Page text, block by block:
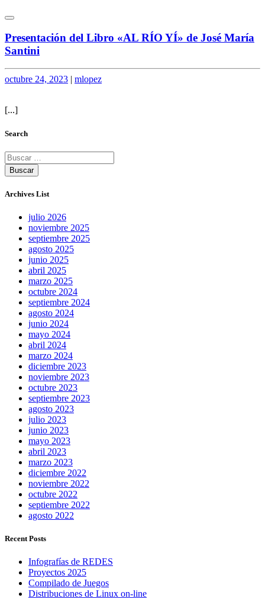
Presentación del Libro «AL RÍO YÍ» de José María
Santini
Publicado
octubre 24, 2023 | Publicado
mlopez
[...]
Search
Archives List
julio 2026
noviembre 2025
septiembre 2025
agosto 2025
junio 2025
abril 2025
marzo 2025
octubre 2024
septiembre 2024
agosto 2024
junio 2024
mayo 2024
abril 2024
marzo 2024
diciembre 2023
noviembre 2023
octubre 2023
septiembre 2023
agosto 2023
julio 2023
junio 2023
mayo 2023
abril 2023
marzo 2023
diciembre 2022
noviembre 2022
octubre 2022
septiembre 2022
agosto 2022
Recent Posts
Infografías de REDES
Proyectos 2025
Compilado de Juegos
Distribuciones de Linux on-line